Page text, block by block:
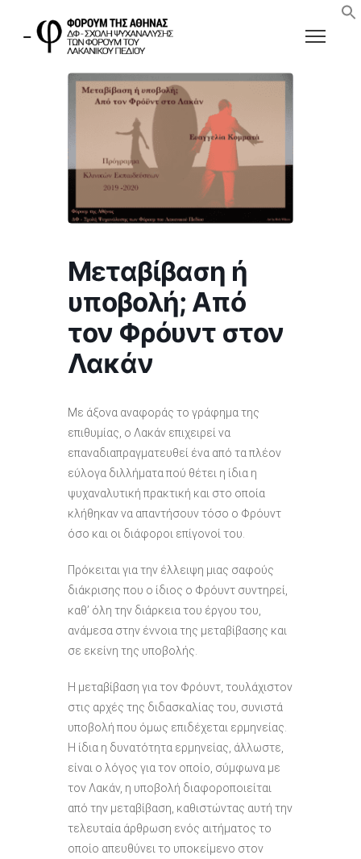
Μεταβίβαση ή
υποβολή; Από
τον Φρόυντ στον
Λακάν
Με άξονα αναφοράς το γράφημα της
επιθυμίας, ο Λακάν επιχειρεί να
επαναδιαπραγματευθεί ένα από τα πλέον
εύλογα διλλήματα πού θέτει η ίδια η
ψυχαναλυτική πρακτική και στο οποία
κλήθηκαν να απαντήσουν τόσο ο Φρόυντ
όσο και οι διάφοροι επίγονοί του.
Πρόκειται για την έλλειψη μιας σαφούς
διάκρισης που ο ίδιος ο Φρόυντ συντηρεί,
καθ’ όλη την διάρκεια του έργου του,
ανάμεσα στην έννοια της μεταβίβασης και
σε εκείνη της υποβολής.
Η μεταβίβαση για τον Φρόυντ, τουλάχιστον
στις αρχές της διδασκαλίας του, συνιστά
υποβολή που όμως επιδέχεται ερμηνείας.
Η ίδια η δυνατότητα ερμηνείας, άλλωστε,
είναι ο λόγος για τον οποίο, σύμφωνα με
τον Λακάν, η υποβολή διαφοροποιείται
από την μεταβίβαση, καθιστώντας αυτή την
τελευταία άρθρωση ενός αιτήματος το
οποίο απευθύνει το υποκείμενο στον